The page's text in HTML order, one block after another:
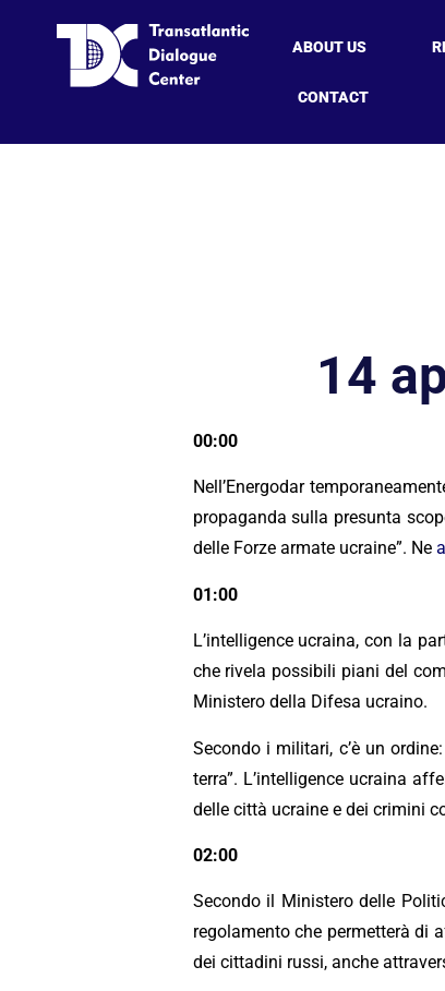
ABOUT US
CONTACT
14
00:00
Nell’Energodar
propaganda sulla presunta
delle Forze armate ucraine”. Ne
01:00
L’intelligence ucraina, con la
che rivela possibili piani del
Ministero della Difesa ucraino.
Secondo i militari, c’è un
terra”. L’intelligence ucraina
delle città ucraine e dei crimini
02:00
Secondo il Ministero delle
regolamento che permetterà di
dei cittadini russi, anche